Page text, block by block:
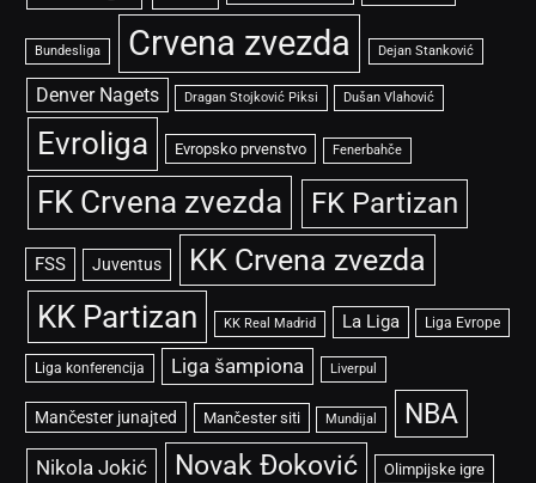
Bundesliga Crvena zvezda Dejan Stanković
Denver Nagets Dragan Stojković Piksi Dušan Vlahović
Evroliga Evropsko prvenstvo Fenerbahče
FK Crvena zvezda FK Partizan
FSS Juventus KK Crvena zvezda
KK Partizan KK Real Madrid La Liga Liga Evrope
Liga konferencija Liga šampiona Liverpul
Mančester junajted Mančester siti Mundijal NBA
Nikola Jokić Novak Đoković Olimpijske igre